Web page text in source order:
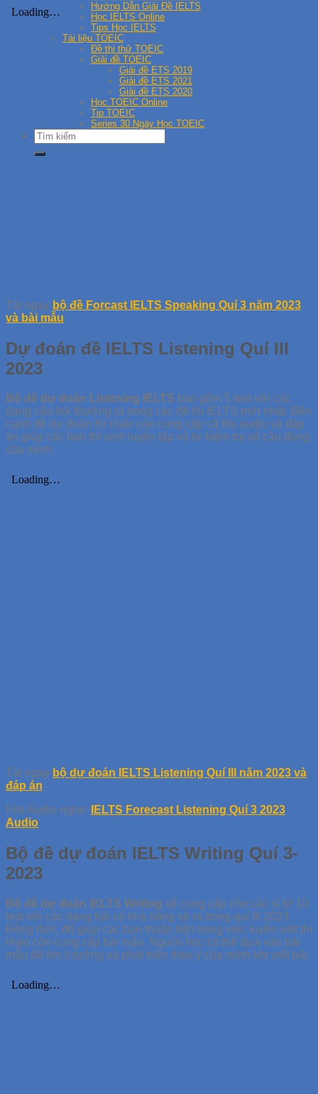
Hướng Dẫn Giải Đề IELTS
Học IELTS Online
Tips Học IELTS
Tài liệu TOEIC
Đề thi thử TOEIC
Giải đề TOEIC
Giải đề ETS 2019
Giải đề ETS 2021
Giải đề ETS 2020
Học TOEIC Online
Tip TOEIC
Series 30 Ngày Học TOEIC
Tải ngay bộ đề Forcast IELTS Speaking Quí 3 năm 2023
và bài mẫu
Dự đoán đề IELTS Listening Quí III
2023
Bộ đề dự đoán Listening IELTS bao gồm 5 test với các
dạng câu hỏi thường ra trong các đề thi IELTS mới nhất. Bên
cạnh đề dự đoán thì Halo còn cung cấp cả file audio và đáp
án giúp các bạn thí sinh luyện tập và tự kiểm tra số câu đúng
của mình.
Tải ngay bộ dự đoán IELTS Listening Quí III năm 2023 và
đáp án
File Audio nghe:
IELTS Forecast Listening Quí 3 2023
Audio
Bộ đề dự đoán IELTS Writing Quí 3-
2023
Bộ đề dự đoán IELTS Writing sẽ cung cấp cho các sỉ tử 10
test với các dạng bài có khả năng sẽ ra trong quí III 2023.
Đồng thời, để giúp các bạn thuận tiện trong việc luyện viết thì
Halo còn cung cấp bài mẫu. Người học có thể dựa vào bài
mẫu để tìm ý tưởng và phát triển theo ý của mình khi viết bài.